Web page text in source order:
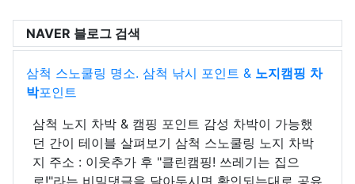
NAVER 블로그 검색
삼척 스노쿨링 명소. 삼척 낚시 포인트 & 노지캠핑 차
박포인트
삼척 노지 차박 & 캠핑 포인트 감성 차박이 가능했
던 간이 테이블 살펴보기 삼척 스노쿨링 노지 차박
지 주소 : 이웃추가 후 "클린캠핑! 쓰레기는 집으
로!"라는 비밀댓글을 달아두시면 확인되는대로 공유